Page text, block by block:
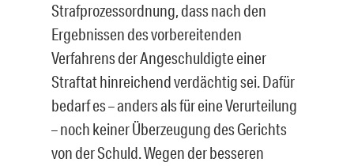
Strafpro­zessordnung, dass nach den
Ergebnissen des vorbereitenden
Verfahrens der Ange­schuldigte einer
Straftat hinreichend verdächtig sei. Dafür
bedarf es – anders als für eine Verurteilung
– noch keiner Überzeugung des Gerichts
von der Schuld. Wegen der besseren